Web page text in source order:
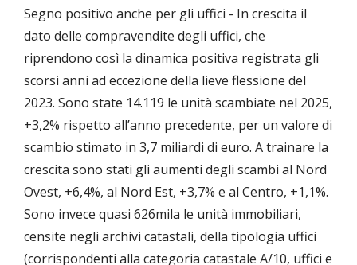
Segno positivo anche per gli uffici - In crescita il
dato delle compravendite degli uffici, che
riprendono così la dinamica positiva registrata gli
scorsi anni ad eccezione della lieve flessione del
2023. Sono state 14.119 le unità scambiate nel 2025,
+3,2% rispetto all’anno precedente, per un valore di
scambio stimato in 3,7 miliardi di euro. A trainare la
crescita sono stati gli aumenti degli scambi al Nord
Ovest, +6,4%, al Nord Est, +3,7% e al Centro, +1,1%.
Sono invece quasi 626mila le unità immobiliari,
censite negli archivi catastali, della tipologia uffici
(corrispondenti alla categoria catastale A/10, uffici e